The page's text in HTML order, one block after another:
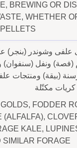
BREWING OR
WHETHER
علفى وشوندر (بنجر)
(فصة) ونفل
(بيقة) ومنتجات
مكتّلة
FODDER
(ALFALFA),
KALE,
FORAGE